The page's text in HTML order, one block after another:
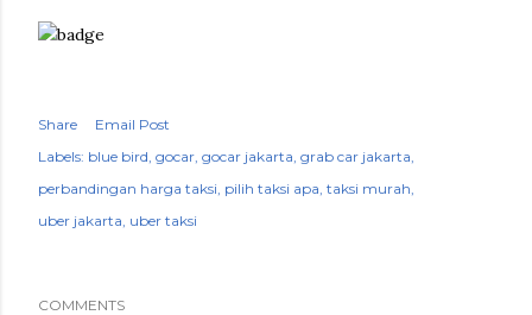
Share
Email Post
Labels: blue bird gocar gocar jakarta grab car jakarta
perbandingan harga taksi pilih taksi apa taksi murah
uber jakarta uber taksi
COMMENTS